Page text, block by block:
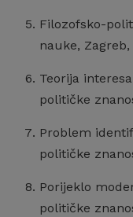
Filozofsko-
nauke, Zagreb,
Teorija
političke
Problem
političke
Porijeklo
političke